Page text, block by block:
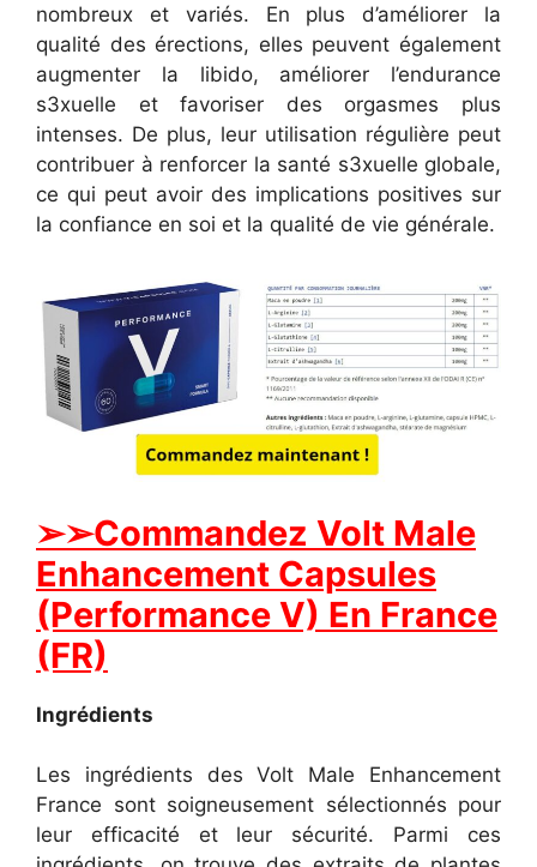
nombreux et variés. En plus d’améliorer la
qualité des érections, elles peuvent également
augmenter la libido, améliorer l’endurance
s3xuelle et favoriser des orgasmes plus
intenses. De plus, leur utilisation régulière peut
contribuer à renforcer la santé s3xuelle globale,
ce qui peut avoir des implications positives sur
la confiance en soi et la qualité de vie générale.
➢➢Commandez Volt Male
Enhancement Capsules
(Performance V) En France
(FR)
Ingrédients
Les ingrédients des Volt Male Enhancement
France sont soigneusement sélectionnés pour
leur efficacité et leur sécurité. Parmi ces